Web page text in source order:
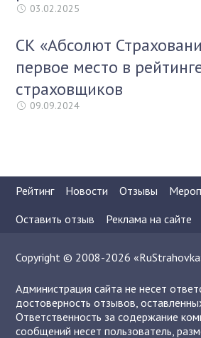
03.02.2025
СК «Абсолют
первое место в
страховщиков
09.09.2024
Рейтинг Новости Отзывы
Оставить отзыв
Реклама на сайте
Copyright © 2008-2026
Администрация сайта не несет
достоверность отзывов,
Ответственность за содержание
сообщений несет пользователь,